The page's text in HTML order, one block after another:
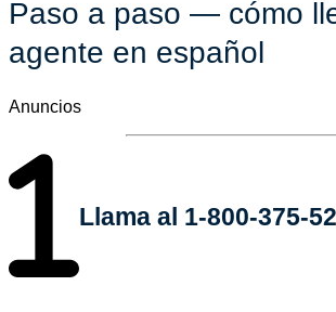
Paso a paso — cómo
agente en español
Anuncios
Llama al 1-800-375-